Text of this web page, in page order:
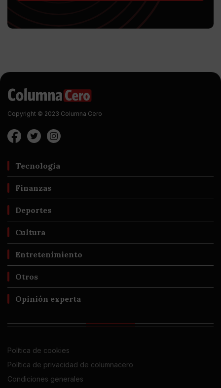
Copyright © 2023 Columna Cero
Tecnología
Finanzas
Deportes
Cultura
Entretenimiento
Otros
Opinión experta
Política de cookies
Política de privacidad de columnacero
Condiciones generales